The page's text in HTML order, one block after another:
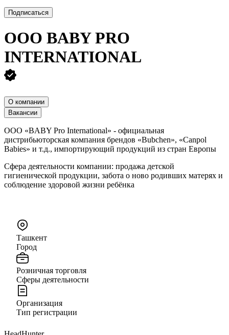
Подписаться
ООО BABY PRO
INTERNATIONAL
О компании
Вакансии
ООО «BABY Pro International» - официальная
дистрибьюторская компания брендов «Bubchen», «Canpol
Babies» и т.д., импортирующий продукций из стран Европы
Сфера деятельности компании: продажа детской
гигиенической продукции, забота о ново родивших матерях и
соблюдение здоровой жизни ребёнка
Ташкент
Город
Розничная торговля
Сферы деятельности
Организация
Тип регистрации